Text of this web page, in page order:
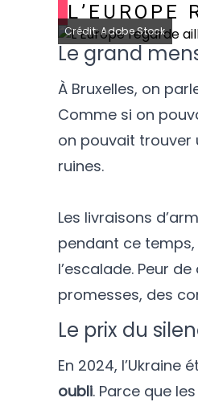
L’EUROPE
Crédit: Adobe Stock
Le grand
À Bruxelles, on
Comme si on
on pouvait trouver
ruines.
Les livraisons
pendant ce temps,
l’escalade. Peur
promesses, des
Le prix du
En 2024, l’Ukraine
oubli. Parce que